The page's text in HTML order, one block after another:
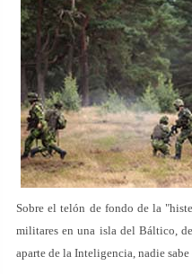
Sobre el telón de fondo de la
militares en una isla del Báltico,
aparte de la Inteligencia, nadie